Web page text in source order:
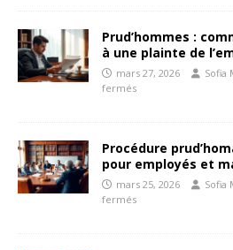
Prud’hommes :
à une plainte de
mars 27, 2026 Sofia
fermés
Procédure
pour employés et
mars 25, 2026 Sofia
fermés